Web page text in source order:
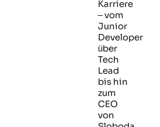
Karriere
– vom
Junior
Developer
über
Tech
Lead
bis hin
zum
CEO
von